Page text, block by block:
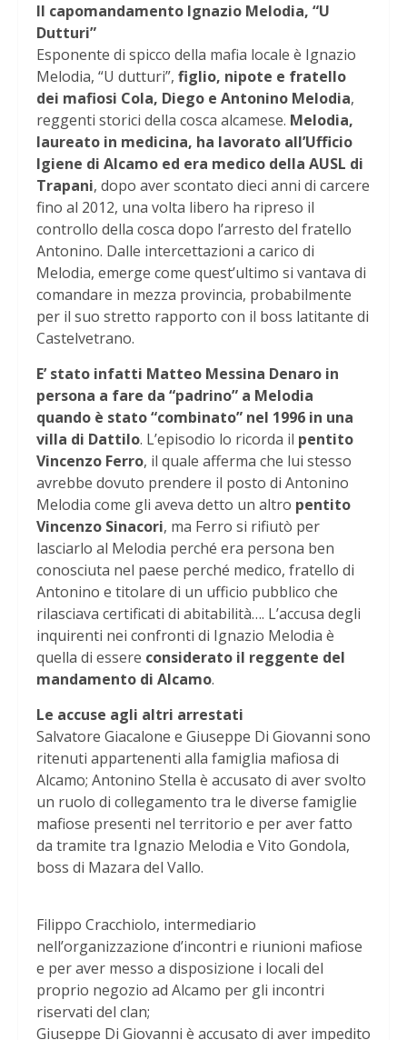
Il capomandamento Ignazio Melodia, “U
Dutturi”
Esponente di spicco della mafia locale è Ignazio
Melodia, “U dutturi”, figlio, nipote e fratello
dei mafiosi Cola, Diego e Antonino Melodia,
reggenti storici della cosca alcamese. Melodia,
laureato in medicina, ha lavorato all’Ufficio
Igiene di Alcamo ed era medico della AUSL di
Trapani, dopo aver scontato dieci anni di carcere
fino al 2012, una volta libero ha ripreso il
controllo della cosca dopo l’arresto del fratello
Antonino. Dalle intercettazioni a carico di
Melodia, emerge come quest’ultimo si vantava di
comandare in mezza provincia, probabilmente
per il suo stretto rapporto con il boss latitante di
Castelvetrano.
E’ stato infatti Matteo Messina Denaro in
persona a fare da “padrino” a Melodia
quando è stato “combinato” nel 1996 in una
villa di Dattilo. L’episodio lo ricorda il pentito
Vincenzo Ferro, il quale afferma che lui stesso
avrebbe dovuto prendere il posto di Antonino
Melodia come gli aveva detto un altro pentito
Vincenzo Sinacori, ma Ferro si rifiutò per
lasciarlo al Melodia perché era persona ben
conosciuta nel paese perché medico, fratello di
Antonino e titolare di un ufficio pubblico che
rilasciava certificati di abitabilità…. L’accusa degli
inquirenti nei confronti di Ignazio Melodia è
quella di essere considerato il reggente del
mandamento di Alcamo.
Le accuse agli altri arrestati
Salvatore Giacalone e Giuseppe Di Giovanni sono
ritenuti appartenenti alla famiglia mafiosa di
Alcamo; Antonino Stella è accusato di aver svolto
un ruolo di collegamento tra le diverse famiglie
mafiose presenti nel territorio e per aver fatto
da tramite tra Ignazio Melodia e Vito Gondola,
boss di Mazara del Vallo.
Filippo Cracchiolo, intermediario
nell’organizzazione d’incontri e riunioni mafiose
e per aver messo a disposizione i locali del
proprio negozio ad Alcamo per gli incontri
riservati del clan;
Giuseppe Di Giovanni è accusato di aver impedito